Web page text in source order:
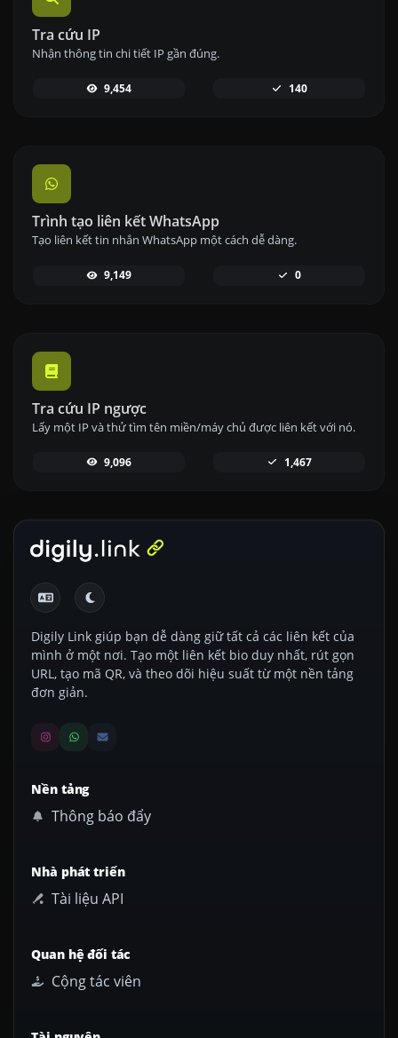
Tra cứu IP
Nhận thông tin chi tiết IP gần đúng.
9,454 140
Trình tạo liên kết WhatsApp
Tạo liên kết tin nhắn WhatsApp một cách dễ dàng.
9,149 0
Tra cứu IP ngược
Lấy một IP và thử tìm tên miền/máy chủ được liên kết với nó.
9,096 1,467
Digily Link giúp bạn dễ dàng giữ tất cả các liên kết của
mình ở một nơi. Tạo một liên kết bio duy nhất, rút gọn
URL, tạo mã QR, và theo dõi hiệu suất từ một nền tảng
đơn giản.
Nền tảng
Thông báo đẩy
Nhà phát triển
Tài liệu API
Quan hệ đối tác
Cộng tác viên